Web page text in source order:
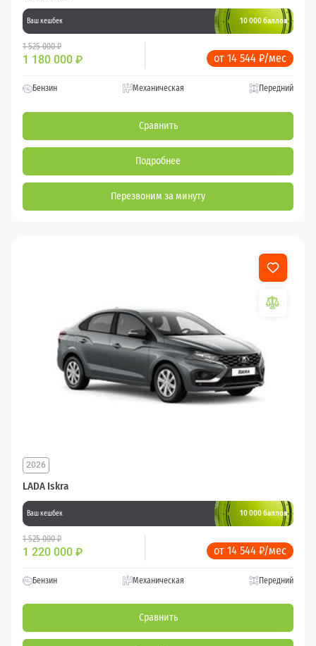
Ваш кешбек 10 000 баллов
1 525 000 ₽
1 180 000 ₽ от 14 544 ₽/мес
Бензин Механическая Передний
Сравнить
Подробнее
Перезвоним за минуту
LADA Iskra
2026
Ваш кешбек 10 000 баллов
1 525 000 ₽
1 220 000 ₽ от 14 544 ₽/мес
Бензин Механическая Передний
Сравнить